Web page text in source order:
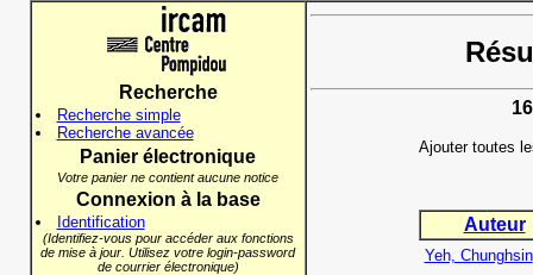
Recherche
Recherche simple
Recherche avancée
Panier électronique
Votre panier ne contient aucune notice
Connexion à la base
Identification
(Identifiez-vous pour accéder aux fonctions
de mise à jour. Utilisez votre login-password
de courrier électronique)
Ajouter toutes
Auteur
Yeh, Chunghsin